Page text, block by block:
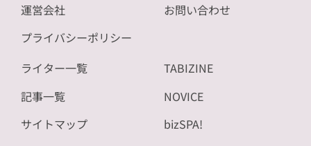
運営会社
プライバシーポリシー
お問い合わせ
ライター一覧
記事一覧
サイトマップ
TABIZINE
NOVICE
bizSPA!